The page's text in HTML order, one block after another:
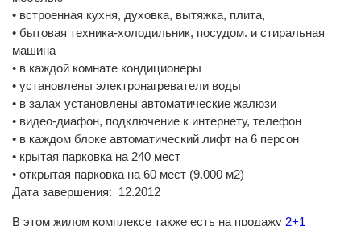
• встроенная кухня, духовка, вытяжка, плита,
• бытовая техника-холодильник, посудом. и стиральная
машина
• в каждой комнате кондиционеры
• установлены электронагреватели воды
• в залах установлены автоматические жалюзи
• видео-диафон, подключение к интернету, телефон
• в каждом блоке автоматический лифт на 6 персон
• крытая парковка на 240 мест
• открытая парковка на 60 мест (9.000 м2)
Дата завершения: 12.2012
В этом жилом комплексе также есть на продажу 2+1